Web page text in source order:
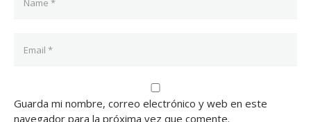
Guarda mi nombre, correo electrónico y web en este
navegador para la próxima vez que comente.